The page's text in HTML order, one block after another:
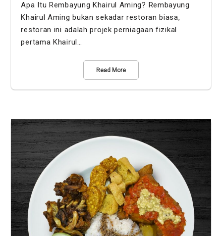
Apa Itu Rembayung Khairul Aming? Rembayung
Khairul Aming bukan sekadar restoran biasa,
restoran ini adalah projek perniagaan fizikal
pertama Khairul…
Read More